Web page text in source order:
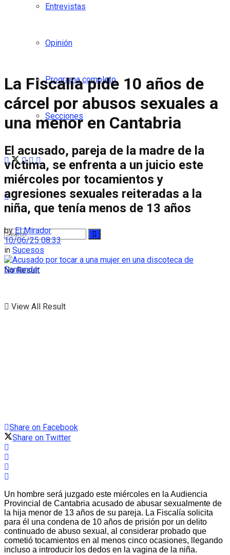
Entrevistas
Opinión
Programa completo
Secciones
No Result
View All Result
La Fiscalía pide 10 años de
cárcel por abusos sexuales a
una menor en Cantabria
El acusado, pareja de la madre de la
víctima, se enfrenta a un juicio este
miércoles por tocamientos y
agresiones sexuales reiteradas a la
niña, que tenía menos de 13 años
by El Mirador
10/06/25 08:33
in Sucesos
Share on Facebook
Share on Twitter
Un hombre será juzgado este miércoles en la Audiencia
Provincial de Cantabria acusado de abusar sexualmente de
la hija menor de 13 años de su pareja. La Fiscalía solicita
para él una condena de 10 años de prisión por un delito
continuado de abuso sexual, al considerar probado que
cometió tocamientos en al menos cinco ocasiones, llegando
incluso a introducir los dedos en la vagina de la niña.